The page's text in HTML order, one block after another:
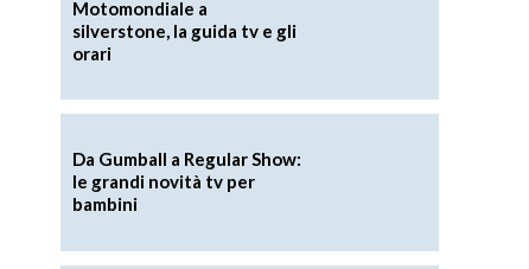
Motomondiale a
silverstone, la guida tv e gli
orari
Da Gumball a Regular Show:
le grandi novità tv per
bambini